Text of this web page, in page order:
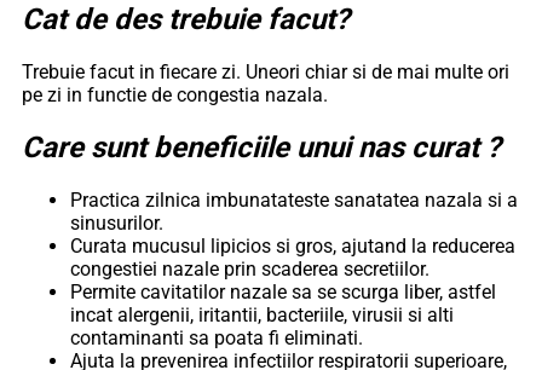
Cat de des trebuie facut?
Trebuie facut in fiecare zi. Uneori chiar si de mai multe ori
pe zi in functie de congestia nazala.
Care sunt beneficiile unui nas curat ?
Practica zilnica imbunatateste sanatatea nazala si a
sinusurilor.
Curata mucusul lipicios si gros, ajutand la reducerea
congestiei nazale prin scaderea secretiilor.
Permite cavitatilor nazale sa se scurga liber, astfel
incat alergenii, iritantii, bacteriile, virusii si alti
contaminanti sa poata fi eliminati.
Ajuta la prevenirea infectiilor respiratorii superioare,